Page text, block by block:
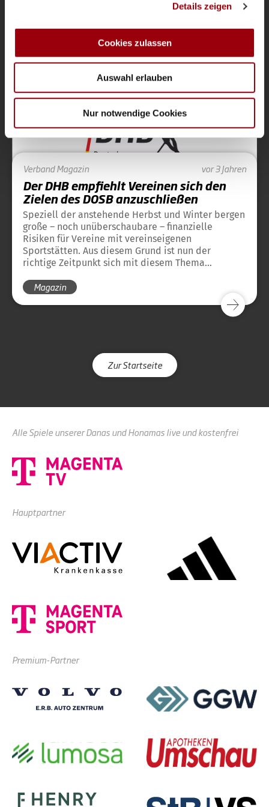
personalisieren, Funktionen für soziale Medien anbieten
soziale Medien, Werbung und Analysen weiter. Unsere
Partner führen diese Informationen möglicherweise mit
weiteren Daten zusammen, die Sie ihnen bereitgestellt
haben oder die sie im Rahmen Ihrer Nutzung der Dienste
Details zeigen
Cookies zulassen
Auswahl erlauben
Nur notwendige Cookies
VerbandMagazin
VerbandMagazin vor 3 Jahren
Der DHB empfiehlt Vereinen sich den
Zielen des DOSB anzuschließen
Speziell der anstehende Herbst und Winter bergen
große – noch unüberschaubare – finanzielle
Risiken für Vereine mit vereinseigenen
Sportstätten. Aus diesem Grund ist nun der
richtige Zeitpunkt sich mit diesem Thema
Energieeinsparung zu realisieren, müssen Vereine
und Mitglieder ihr Nutzungsverhalten kurzfristig
anpassen und Umrüstungen und Modernisierungen
Magazin
Zur Startseite
Alle Spiele unserer Danas und Honamas live und kostenfrei
Hauptpartner
Premium-Partner